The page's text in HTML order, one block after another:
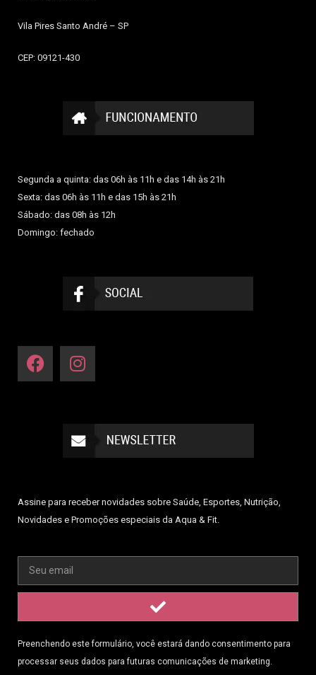
Vila Pires Santo André – SP
CEP: 09121-430
Segunda a quinta: das 06h às 11h e das 14h às 21h
Sexta: das 06h às 11h e das 15h às 21h
Sábado: das 08h às 12h
Domingo: fechado
Assine para receber novidades sobre Saúde, Esportes, Nutrição,
Novidades e Promoções especiais da Aqua & Fit.
Preenchendo este formulário, você estará dando consentimento para
processar seus dados para futuras comunicações de marketing.